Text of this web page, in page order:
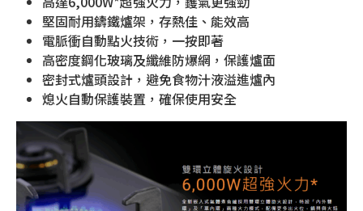
堅固耐用鑄鐵爐架，存熱佳、能效高
電脈衝自動點火技術，一按即著
高密度鋼化玻璃及纖維防爆網，保護爐面
密封式爐頭設計，避免食物汁液溢進爐內
熄火自動保護裝置，確保使用安全